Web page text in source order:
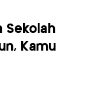
Sekolah
Kamu